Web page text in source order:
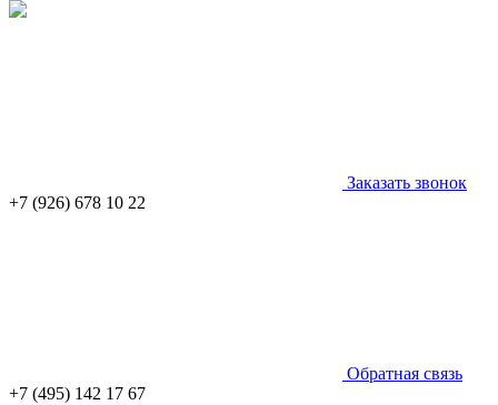
Заказать звонок
+7 (926) 678 10 22
Обратная связь
+7 (495) 142 17 67